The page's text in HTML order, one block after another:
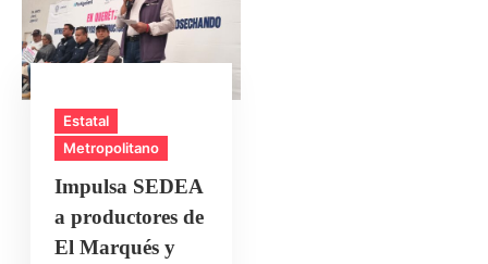
Estatal
Metropolitano
Impulsa SEDEA
a productores de
El Marqués y